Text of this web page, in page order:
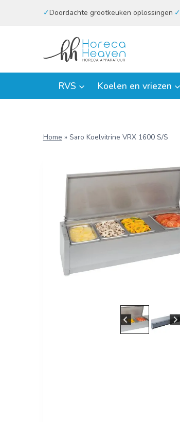
Doordachte grootkeuken oplossingen
RVS Koelen en vriezen
Home » Saro Koelvitrine VRX 1600 S/S